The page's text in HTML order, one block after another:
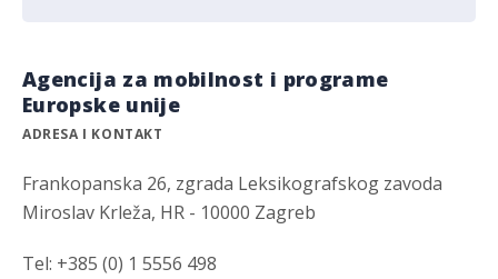
Agencija za mobilnost i programe
Europske unije
ADRESA I KONTAKT
Frankopanska 26, zgrada Leksikografskog zavoda
Miroslav Krleža, HR - 10000 Zagreb
Tel: +385 (0) 1 5556 498